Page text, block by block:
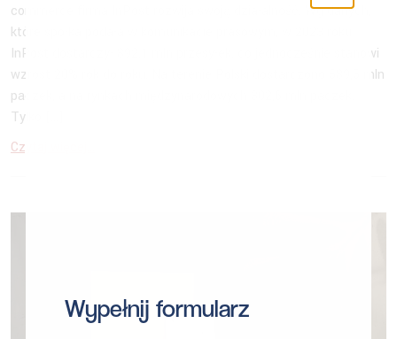
commerce firma InPost rozwija swoją działalność. Wg danych,
które spółka podała w komunikacie prasowym, w 2023 roku
InPost dostarczył 892,1 mln przesyłek, co jednocześnie stanowi
wzrost 20% rok do roku. Na terenie Polski dostarczono 589,5 mln
paczek, a na rynkach międzynarodowych 302,6 mln paczek.
Tylko […]
Czytaj więcej...
Wypełnij formularz